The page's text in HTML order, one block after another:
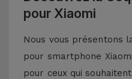
pour Xiaomi
Nous vous présentons
pour smartphone
pour ceux qui